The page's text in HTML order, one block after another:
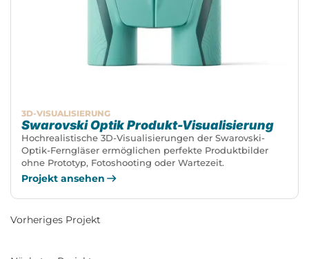
3D-VISUALISIERUNG
Swarovski Optik Produkt-Visualisierung
Hochrealistische 3D-Visualisierungen der Swarovski-
Optik-Ferngläser ermöglichen perfekte Produktbilder
ohne Prototyp, Fotoshooting oder Wartezeit.
Projekt ansehen
Vorheriges Projekt